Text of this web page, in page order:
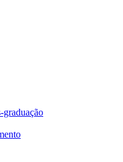
graduação